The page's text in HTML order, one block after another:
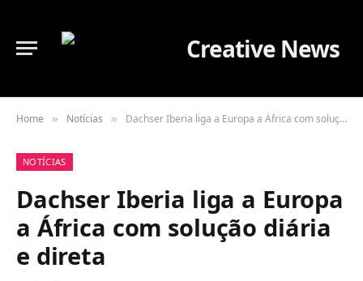
Home » Notícias » Dachser Iberia liga a Europa a África com solução diária e direta
NOTÍCIAS
Dachser Iberia liga a Europa
a África com solução diária
e direta